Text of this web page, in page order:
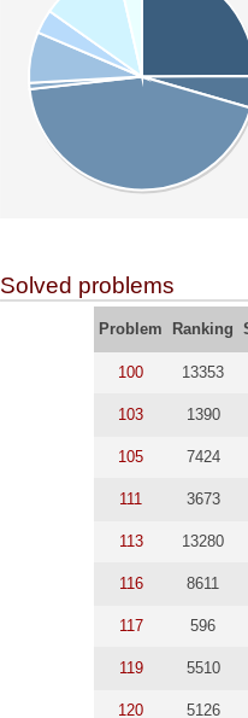
Solved problems
Problem Ranking
100 13353
103 1390
105 7424
111 3673
113 13280
116 8611
117 596
119 5510
120 5126